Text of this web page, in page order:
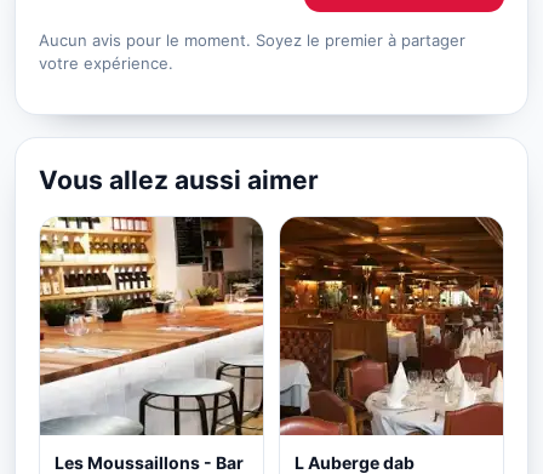
Aucun avis pour le moment. Soyez le premier à partager
votre expérience.
Vous allez aussi aimer
Les Moussaillons - Bar
L Auberge dab